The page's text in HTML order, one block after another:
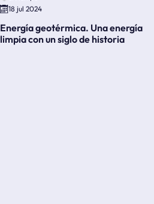
18 jul 2024
Energía geotérmica. Una energía
limpia con un siglo de historia